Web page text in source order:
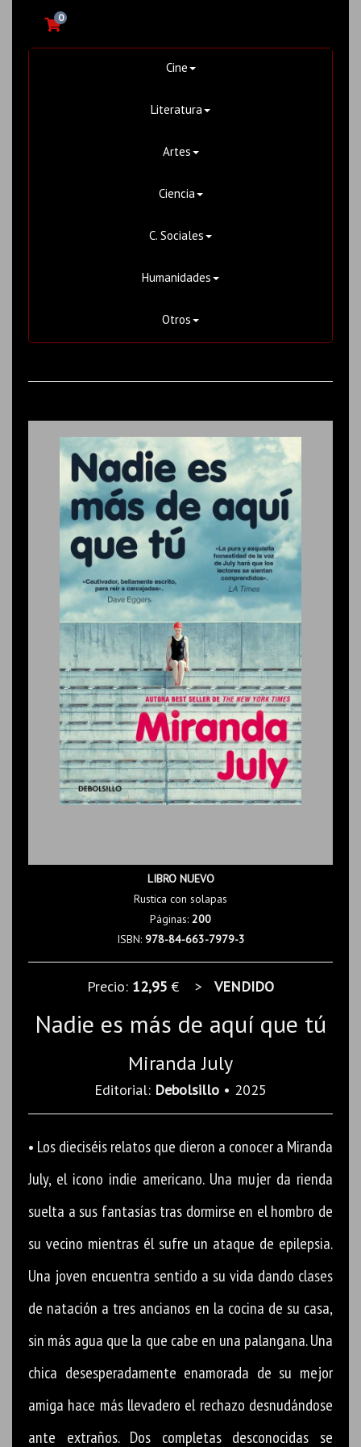
0
Cine
Literatura
Artes
Ciencia
C. Sociales
Humanidades
Otros
LIBRO NUEVO
Rustica con solapas
Páginas: 200
ISBN: 978-84-663-7979-3
Precio: 12,95 € > VENDIDO
Nadie es más de aquí que tú
Miranda July
Editorial: Debolsillo • 2025
• Los dieciséis relatos que dieron a conocer a Miranda
July, el icono indie americano. Una mujer da rienda
suelta a sus fantasías tras dormirse en el hombro de
su vecino mientras él sufre un ataque de epilepsia.
Una joven encuentra sentido a su vida dando clases
de natación a tres ancianos en la cocina de su casa,
sin más agua que la que cabe en una palangana. Una
chica desesperadamente enamorada de su mejor
amiga hace más llevadero el rechazo desnudándose
ante extraños. Dos completas desconocidas se